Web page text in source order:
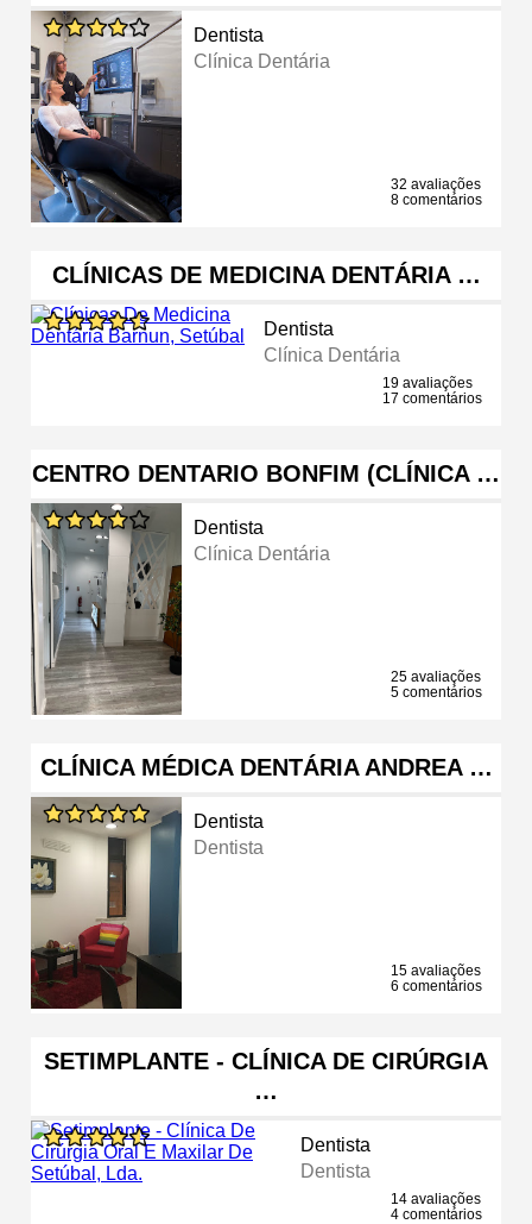
Dentista
Clínica Dentária
32 avaliações
8 comentários
CLÍNICAS DE MEDICINA DENTÁRIA …
Dentista
Clínica Dentária
19 avaliações
17 comentários
CENTRO DENTARIO BONFIM (CLÍNICA …
Dentista
Clínica Dentária
25 avaliações
5 comentários
CLÍNICA MÉDICA DENTÁRIA ANDREA …
Dentista
Dentista
15 avaliações
6 comentários
SETIMPLANTE - CLÍNICA DE CIRÚRGIA
…
Dentista
Dentista
14 avaliações
4 comentários